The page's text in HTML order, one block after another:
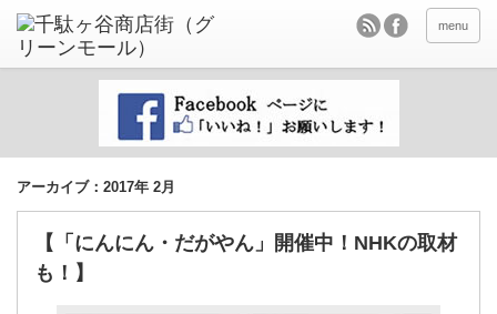
menu
アーカイブ：2017年 2月
【「にんにん・だがやん」開催中！NHKの取材
も！】